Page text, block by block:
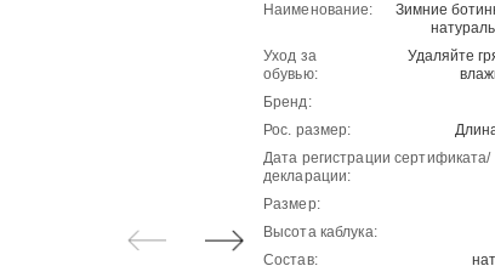
Наименование:
Зимние
Уход за
обувью:
Удаляйте
Бренд:
Рос. размер:
Дата регистрации сертификата/
декларации:
Размер:
Высота каблука:
Состав: